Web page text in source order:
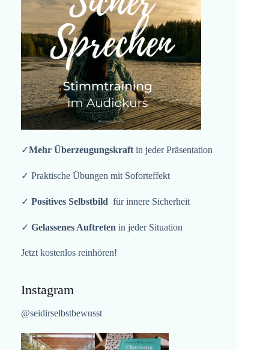
✓Mehr Überzeugungskraft in jeder Präsentation
✓ Praktische Übungen mit Soforteffekt
✓ Positives Selbstbild für innere Sicherheit
✓ Gelassenes Auftreten in jeder Situation
Jetzt kostenlos reinhören!
Instagram
@seidirselbstbewusst